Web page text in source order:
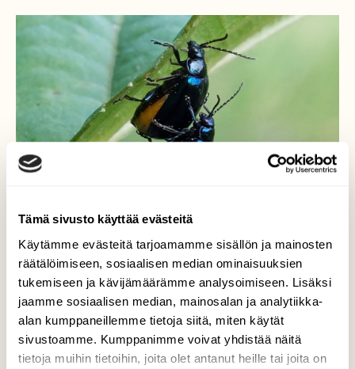
Tämä sivusto käyttää evästeitä
Käytämme evästeitä tarjoamamme sisällön ja mainosten
räätälöimiseen, sosiaalisen median ominaisuuksien
tukemiseen ja kävijämäärämme analysoimiseen. Lisäksi
jaamme sosiaalisen median, mainosalan ja analytiikka-
alan kumppaneillemme tietoja siitä, miten käytät
sivustoamme. Kumppanimme voivat yhdistää näitä
tietoja muihin tietoihin, joita olet antanut heille tai joita on
Idänlehtikuoriainen
Lempeä lepän lehdellä.
Valokuvaaja: Tarja Naukkarinen, Savitaipale
4.6.2025